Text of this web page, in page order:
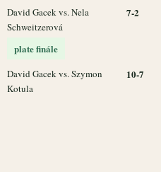
David Gacek vs. Nela
Schweitzerová
7-2
plate finále
David Gacek vs. Szymon
Kotula
10-7